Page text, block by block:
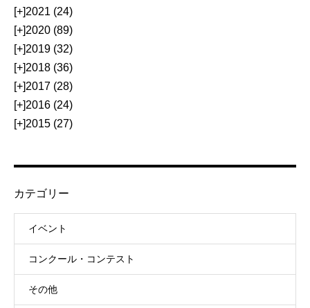
[+]2021 (24)
[+]2020 (89)
[+]2019 (32)
[+]2018 (36)
[+]2017 (28)
[+]2016 (24)
[+]2015 (27)
カテゴリー
イベント
コンクール・コンテスト
その他